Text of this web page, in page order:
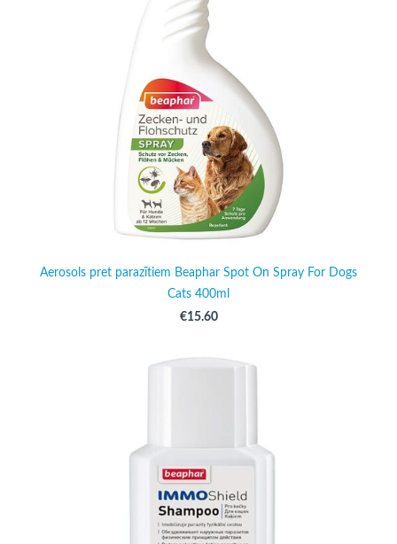
Aerosols pret parazītiem Beaphar Spot On Spray For Dogs
Cats 400ml
€15.60